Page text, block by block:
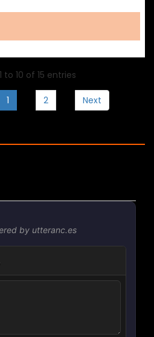
to 10 of 15 entries
1 2 Next